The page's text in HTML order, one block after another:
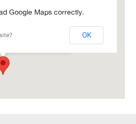
Google Maps correctly.
OK